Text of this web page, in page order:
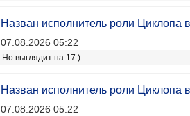
Назван исполнитель роли Циклопа
07.08.2026 05:22
Но выглядит на 17:)
Назван исполнитель роли Циклопа
07.08.2026 05:22